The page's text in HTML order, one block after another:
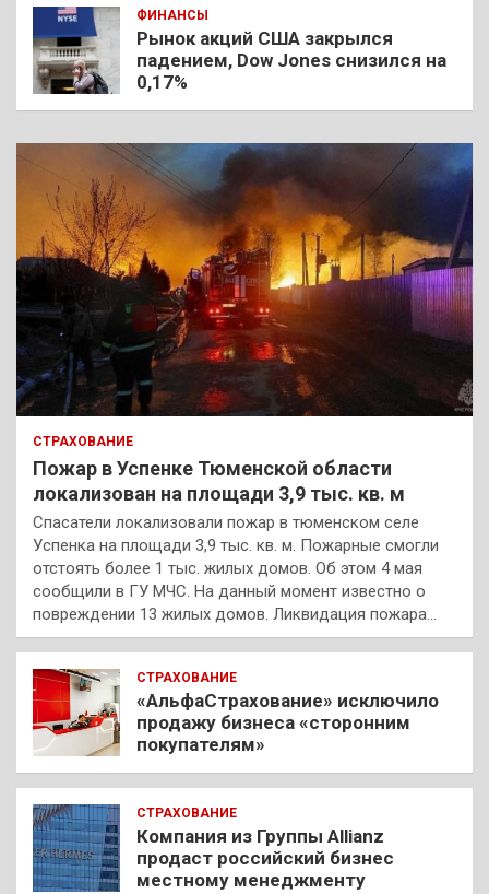
ФИНАНСЫ
Рынок акций США закрылся
падением, Dow Jones снизился на
0,17%
СТРАХОВАНИЕ
Пожар в Успенке Тюменской области
локализован на площади 3,9 тыс. кв. м
Спасатели локализовали пожар в тюменском селе
Успенка на площади 3,9 тыс. кв. м. Пожарные смогли
отстоять более 1 тыс. жилых домов. Об этом 4 мая
сообщили в ГУ МЧС. На данный момент известно о
повреждении 13 жилых домов. Ликвидация пожара…
СТРАХОВАНИЕ
«АльфаСтрахование» исключило
продажу бизнеса «сторонним
покупателям»
СТРАХОВАНИЕ
Компания из Группы Allianz
продаст российский бизнес
местному менеджменту